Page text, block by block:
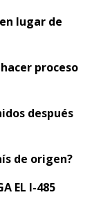
lugar de
proceso
después
de origen?
EL I-485